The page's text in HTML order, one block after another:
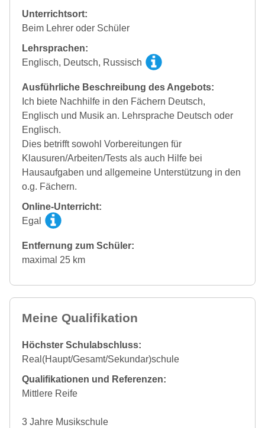
Unterrichtsort:
Beim Lehrer oder Schüler
Lehrsprachen:
Englisch, Deutsch, Russisch
Ausführliche Beschreibung des Angebots:
Ich biete Nachhilfe in den Fächern Deutsch,
Englisch und Musik an. Lehrsprache Deutsch oder
Englisch.
Dies betrifft sowohl Vorbereitungen für
Klausuren/Arbeiten/Tests als auch Hilfe bei
Hausaufgaben und allgemeine Unterstützung in den
o.g. Fächern.
Online-Unterricht:
Egal
Entfernung zum Schüler:
maximal 25 km
Meine Qualifikation
Höchster Schulabschluss:
Real(Haupt/Gesamt/Sekundar)schule
Qualifikationen und Referenzen:
Mittlere Reife
3 Jahre Musikschule